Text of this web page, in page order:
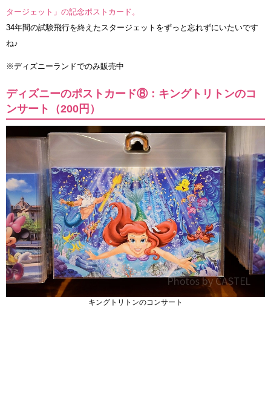
タージェット」の記念ポストカード。
34年間の試験飛行を終えたスタージェットをずっと忘れずにいたいです
ね♪
※ディズニーランドでのみ販売中
ディズニーのポストカード⑧：キングトリトンのコ
ンサート（200円）
キングトリトンのコンサート